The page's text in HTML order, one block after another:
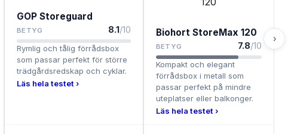
GOP Storeguard
BETYG 8.1/10
Rymlig och tålig förrådsbox
som passar perfekt för större
trädgårdsredskap och cyklar.
Läs hela testet ›
Biohort StoreMax 120
BETYG 7.8/10
Kompakt och elegant
förrådsbox i metall som
passar perfekt på mindre
uteplatser eller balkonger.
Läs hela testet ›
›